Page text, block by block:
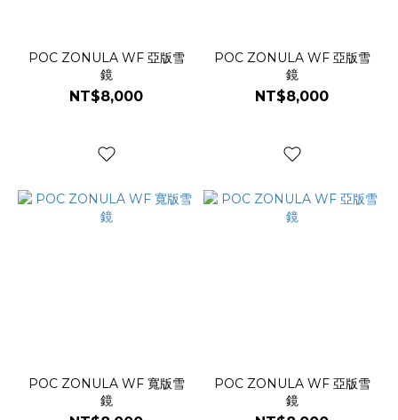
POC ZONULA WF 亞版雪
鏡
NT$8,000
POC ZONULA WF 亞版雪
鏡
NT$8,000
POC ZONULA WF 寬版雪
鏡
POC ZONULA WF 亞版雪
鏡